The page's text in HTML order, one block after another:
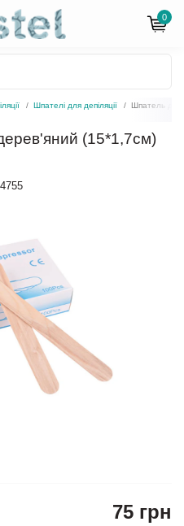
0
Шпателі для депіляції Шпатель для
(15*1,7см)
75 грн